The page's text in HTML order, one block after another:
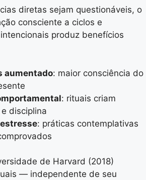
diretas sejam questionáveis, o
consciente a ciclos e
produz benefícios
aumentado: maior consciência do
: rituais criam
disciplina
: práticas contemplativas
de Harvard (2018)
— independente de seu